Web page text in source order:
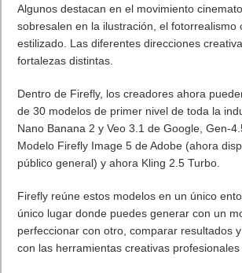
Algunos destacan en el movimiento
sobresalen en la ilustración, el fotorrealismo
estilizado. Las diferentes direcciones
fortalezas distintas.
Dentro de Firefly, los creadores ahora
de 30 modelos de primer nivel de toda la
Nano Banana 2 y Veo 3.1 de Google, Gen-
Modelo Firefly Image 5 de Adobe (ahora
público general) y ahora Kling 2.5 Turbo.
Firefly reúne estos modelos en un único
único lugar donde puedes generar con un
perfeccionar con otro, comparar resultados
con las herramientas creativas profesionales